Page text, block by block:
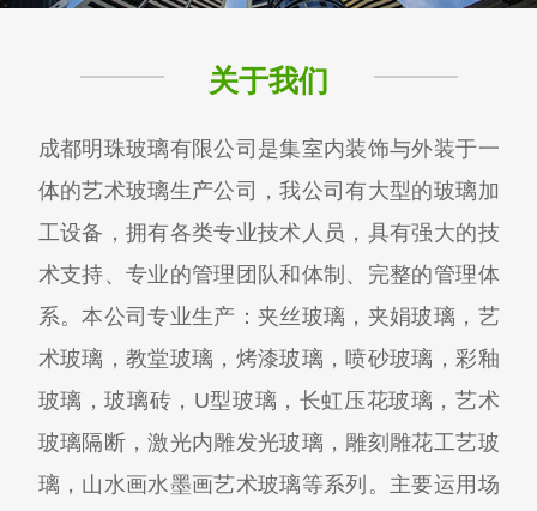
关于我们
成都明珠玻璃有限公司是集室内装饰与外装于一
体的艺术玻璃生产公司，我公司有大型的玻璃加
工设备，拥有各类专业技术人员，具有强大的技
术支持、专业的管理团队和体制、完整的管理体
系。本公司专业生产：夹丝玻璃，夹娟玻璃，艺
术玻璃，教堂玻璃，烤漆玻璃，喷砂玻璃，彩釉
玻璃，玻璃砖，U型玻璃，长虹压花玻璃，艺术
玻璃隔断，激光内雕发光玻璃，雕刻雕花工艺玻
璃，山水画水墨画艺术玻璃等系列。主要运用场